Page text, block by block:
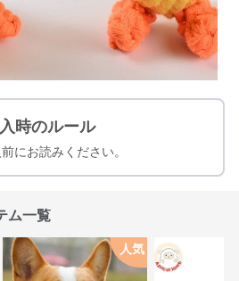
時のルール
にお読みください。
ム一覧
人気